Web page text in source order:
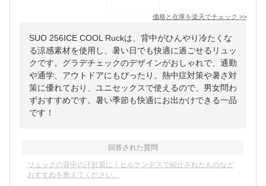
価格と在庫を楽天でチェック >>
SUO 256ICE COOL Ruckは、背中がひんやり冷たくな
る涼感素材を使用し、暑い日でも快適に過ごせるリュッ
クです。グラデチェックのデザインがおしゃれで、通勤
や通学、アウトドアにもぴったり。熱中症対策や暑さ対
策に優れており、ユニセックスで使えるので、男女問わ
ずおすすめです。暑い季節も快適にお出かけできる一品
です！
回答された質問
リュックの背中の汗対策に！ヒルナンデスで紹介されたものなど
おすすめを教えてください。